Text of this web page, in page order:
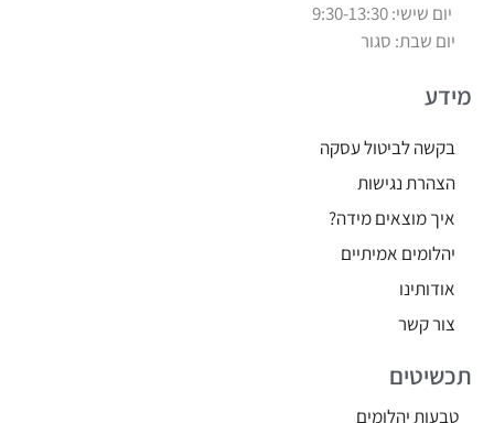
יום שישי: 9:30-13:30
יום שבת: סגור
מידע
בקשה לביטול עסקה
הצהרת נגישות
איך מוצאים מידה?
יהלומים אמיתיים
אודותינו
צור קשר
תכשיטים
טבעות יהלומים